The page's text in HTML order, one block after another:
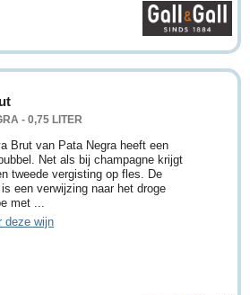
- 0,75 LITER
Brut van Pata Negra heeft een
Net als bij champagne krijgt
tweede vergisting op fles. De
een verwijzing naar het droge
met ...
deze wijn